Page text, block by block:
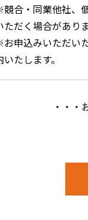
合・同業他社、
ただく場合がありま
申込みいただい
いたします。
・・・